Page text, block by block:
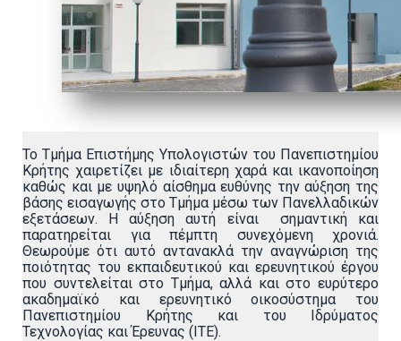
Το Τμήμα Επιστήμης Υπολογιστών του Πανεπιστημίου
Κρήτης χαιρετίζει με ιδιαίτερη χαρά και ικανοποίηση
καθώς και με υψηλό αίσθημα ευθύνης την αύξηση της
βάσης εισαγωγής στο Τμήμα μέσω των Πανελλαδικών
εξετάσεων. Η αύξηση αυτή είναι σημαντική και
παρατηρείται για πέμπτη συνεχόμενη χρονιά.
Θεωρούμε ότι αυτό αντανακλά την αναγνώριση της
ποιότητας του εκπαιδευτικού και ερευνητικού έργου
που συντελείται στο Τμήμα, αλλά και στο ευρύτερο
ακαδημαϊκό και ερευνητικό οικοσύστημα του
Πανεπιστημίου Κρήτης και του Ιδρύματος
Τεχνολογίας και Έρευνας (ΙΤΕ).